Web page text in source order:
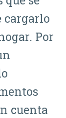
cargarlo
Por
cuenta